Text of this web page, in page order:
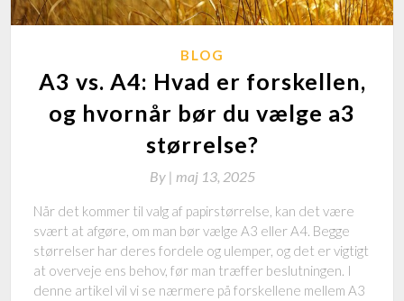
BLOG
A3 vs. A4: Hvad er forskellen,
og hvornår bør du vælge a3
størrelse?
By | maj 13, 2025
Når det kommer til valg af papirstørrelse, kan det være
svært at afgøre, om man bør vælge A3 eller A4. Begge
størrelser har deres fordele og ulemper, og det er vigtigt
at overveje ens behov, før man træffer beslutningen. I
denne artikel vil vi se nærmere på forskellene mellem A3